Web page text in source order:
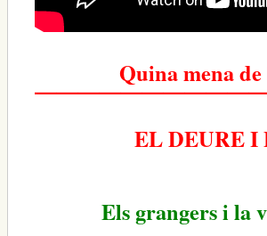
Quina mena
EL DEURE
Els grangersila